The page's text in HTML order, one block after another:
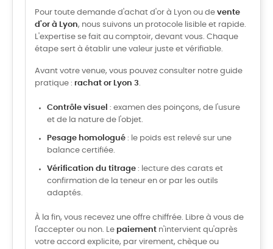
Pour toute demande d'achat d'or à Lyon ou de vente
d'or à Lyon, nous suivons un protocole lisible et rapide.
L'expertise se fait au comptoir, devant vous. Chaque
étape sert à établir une valeur juste et vérifiable.
Avant votre venue, vous pouvez consulter notre guide
pratique : rachat or Lyon 3.
Contrôle visuel : examen des poinçons, de l'usure
et de la nature de l'objet.
Pesage homologué : le poids est relevé sur une
balance certifiée.
Vérification du titrage : lecture des carats et
confirmation de la teneur en or par les outils
adaptés.
À la fin, vous recevez une offre chiffrée. Libre à vous de
l'accepter ou non. Le paiement n'intervient qu'après
votre accord explicite, par virement, chèque ou